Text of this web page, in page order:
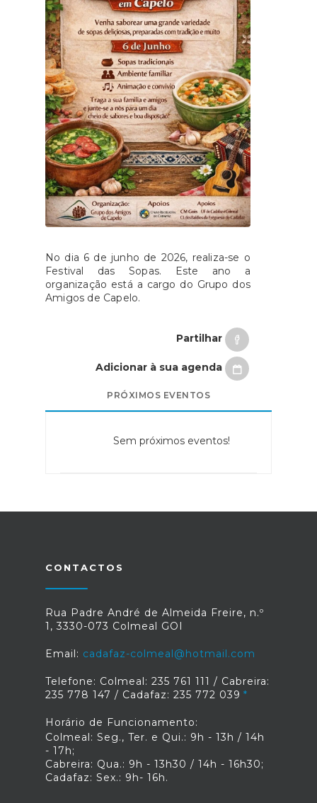
No dia 6 de junho de 2026, realiza-se o
Festival das Sopas. Este ano a
organização está a cargo do Grupo dos
Amigos de Capelo.
Partilhar
Adicionar à sua agenda
PRÓXIMOS EVENTOS
Sem próximos eventos!
CONTACTOS
Rua Padre André de Almeida Freire, n.º
1, 3330-073 Colmeal GOI
Email: cadafaz-colmeal@hotmail.com
Telefone: Colmeal: 235 761 111 / Cabreira:
235 778 147 / Cadafaz: 235 772 039
Horário de Funcionamento:
Colmeal: Seg., Ter. e Qui.: 9h - 13h / 14h
- 17h;
Cabreira: Qua.: 9h - 13h30 / 14h - 16h30;
Cadafaz: Sex.: 9h- 16h.